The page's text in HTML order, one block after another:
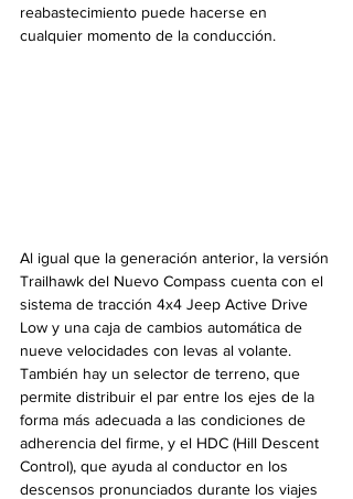
reabastecimiento puede hacerse en
cualquier momento de la conducción.
Al igual que la generación anterior, la versión
Trailhawk del Nuevo Compass cuenta con el
sistema de tracción 4x4 Jeep Active Drive
Low y una caja de cambios automática de
nueve velocidades con levas al volante.
También hay un selector de terreno, que
permite distribuir el par entre los ejes de la
forma más adecuada a las condiciones de
adherencia del firme, y el HDC (Hill Descent
Control), que ayuda al conductor en los
descensos pronunciados durante los viajes